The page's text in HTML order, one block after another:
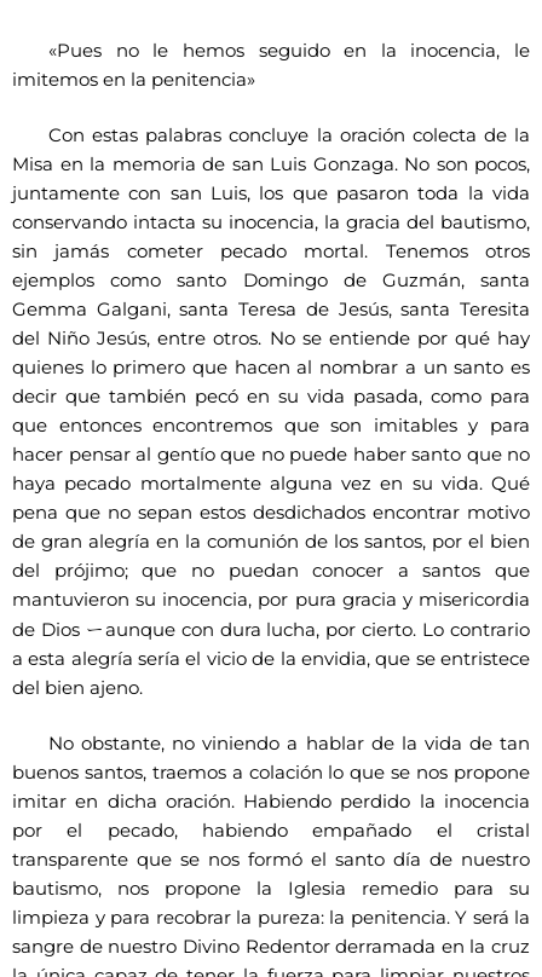
«Pues no le hemos seguido en la inocencia, le
imitemos en la penitencia»
Con estas palabras concluye la oración colecta de la
Misa en la memoria de san Luis Gonzaga. No son pocos,
juntamente con san Luis, los que pasaron toda la vida
conservando intacta su inocencia, la gracia del bautismo,
sin jamás cometer pecado mortal. Tenemos otros
ejemplos como santo Domingo de Guzmán, santa
Gemma Galgani, santa Teresa de Jesús, santa Teresita
del Niño Jesús, entre otros. No se entiende por qué hay
quienes lo primero que hacen al nombrar a un santo es
decir que también pecó en su vida pasada, como para
que entonces encontremos que son imitables y para
hacer pensar al gentío que no puede haber santo que no
haya pecado mortalmente alguna vez en su vida. Qué
pena que no sepan estos desdichados encontrar motivo
de gran alegría en la comunión de los santos, por el bien
del prójimo; que no puedan conocer a santos que
mantuvieron su inocencia, por pura gracia y misericordia
de Dios ーaunque con dura lucha, por cierto. Lo contrario
a esta alegría sería el vicio de la envidia, que se entristece
del bien ajeno.
No obstante, no viniendo a hablar de la vida de tan
buenos santos, traemos a colación lo que se nos propone
imitar en dicha oración. Habiendo perdido la inocencia
por el pecado, habiendo empañado el cristal
transparente que se nos formó el santo día de nuestro
bautismo, nos propone la Iglesia remedio para su
limpieza y para recobrar la pureza: la penitencia. Y será la
sangre de nuestro Divino Redentor derramada en la cruz